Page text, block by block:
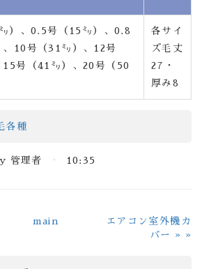
）、0.5号（15㍉）、0.8
、10号（31㍉）、12号
15号（41㍉）、20号（50
各サイ
ズ毛丈
27・
厚み8
各種
管理者 10:35
main
エアコン室外機カ
バー
»